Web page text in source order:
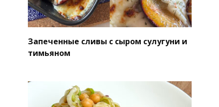
Запеченные сливы с сыром сулугуни и
тимьяном